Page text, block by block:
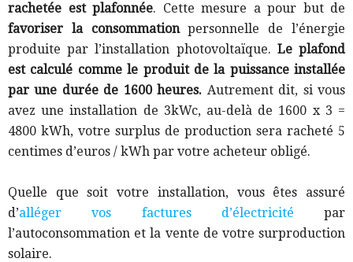
rachetée est plafonnée. Cette mesure a pour but de
favoriser la consommationpersonnelle de l’énergie
produite par l’installation photovoltaïque. Le plafond
est calculé comme le produit de la puissance installée
par une durée de 1600 heures. Autrement dit, si vous
avez une installation de 3kWc, au-delà de 1600 x 3 =
4800 kWh, votre surplus de production sera racheté 5
centimes d’euros / kWh par votre acheteur obligé.
Quelle que soit votre installation, vous êtes assuré
d’alléger vos factures d’électricité par
l’autoconsommation et la vente de votre surproduction
solaire.